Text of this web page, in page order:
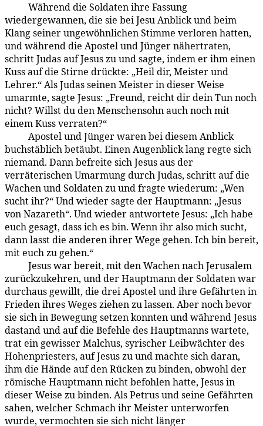
Während die Soldaten ihre Fassung
wiedergewannen, die sie bei Jesu Anblick und beim
Klang seiner ungewöhnlichen Stimme verloren hatten,
und während die Apostel und Jünger nähertraten,
schritt Judas auf Jesus zu und sagte, indem er ihm einen
Kuss auf die Stirne drückte: „Heil dir, Meister und
Lehrer.“ Als Judas seinen Meister in dieser Weise
umarmte, sagte Jesus: „Freund, reicht dir dein Tun noch
nicht? Willst du den Menschensohn auch noch mit
einem Kuss verraten?“
Apostel und Jünger waren bei diesem Anblick
buchstäblich betäubt. Einen Augenblick lang regte sich
niemand. Dann befreite sich Jesus aus der
verräterischen Umarmung durch Judas, schritt auf die
Wachen und Soldaten zu und fragte wiederum: „Wen
sucht ihr?“ Und wieder sagte der Hauptmann: „Jesus
von Nazareth“. Und wieder antwortete Jesus: „Ich habe
euch gesagt, dass ich es bin. Wenn ihr also mich sucht,
dann lasst die anderen ihrer Wege gehen. Ich bin bereit,
mit euch zu gehen.“
Jesus war bereit, mit den Wachen nach Jerusalem
zurückzukehren, und der Hauptmann der Soldaten war
durchaus gewillt, die drei Apostel und ihre Gefähr­ten in
Frieden ihres Weges ziehen zu lassen. Aber noch bevor
sie sich in Bewegung setzen konnten und während Jesus
dastand und auf die Befehle des Hauptmanns wartete,
trat ein gewisser Malchus, syrischer Leibwächter des
Hohenpriesters, auf Jesus zu und machte sich daran,
ihm die Hände auf den Rücken zu binden, obwohl der
römische Hauptmann nicht befohlen hatte, Jesus in
dieser Weise zu binden. Als Petrus und seine Gefährten
sahen, welcher Schmach ihr Meister unterworfen
wurde, vermochten sie sich nicht länger